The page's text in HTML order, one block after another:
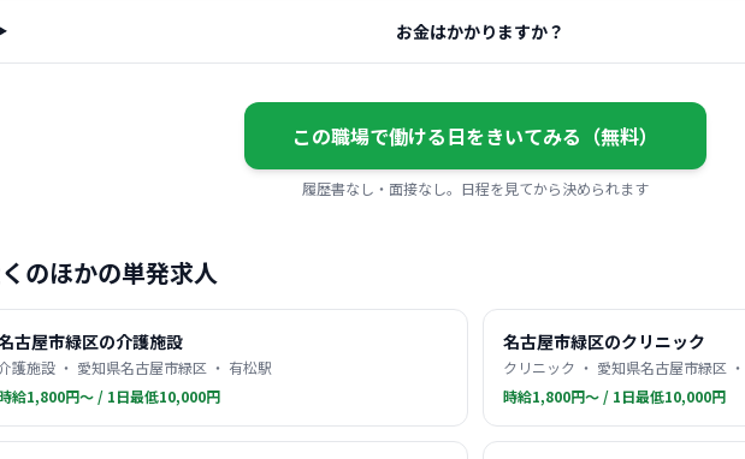
お金はかかりますか？
この職場で働ける日をきいてみる（無料）
履歴書なし・面接なし。日程を見てから決められます
のほかの単発求人
古屋市緑区の介護施設
護施設 ・ 愛知県名古屋市緑区 ・ 有松駅
給1,800円〜 / 1日最低10,000円
名古屋市緑区のクリニック
クリニック ・ 愛知県名古屋市緑区
時給1,800円〜 / 1日最低10,000円